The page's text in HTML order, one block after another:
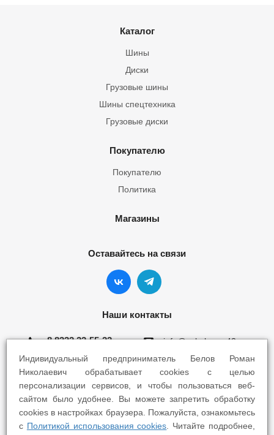
Каталог
Шины
Грузовые шины
Шины спецтехника
Диски
Грузовые диски
Покупателю
Покупателю
Политика
Магазины
Оставайтесь на связи
Наши контакты
8 8332 22-55-22 info@yokohama43.ru
Киров, ул. Ломоносова 5Б
Киров, ул. Профсоюзная 7А
Индивидуальный предприниматель Белов Роман
Николаевич обрабатывает cookies с целью
персонализации сервисов, и чтобы пользоваться веб-
сайтом было удобнее. Вы можете запретить обработку
cookies в настройках браузера. Пожалуйста, ознакомьтесь
с Политикой использования cookies . Читайте подробнее,